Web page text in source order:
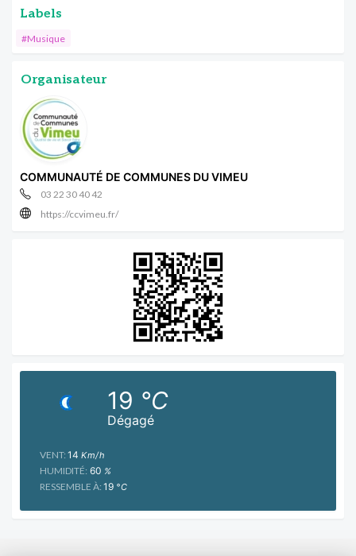
Labels
#Musique
Organisateur
COMMUNAUTÉ DE COMMUNES DU VIMEU
03 22 30 40 42
https://ccvimeu.fr/
Dégagé
19 °C
VENT: 14 Km/h
HUMIDITÉ: 60 %
RESSEMBLE À: 19 °C